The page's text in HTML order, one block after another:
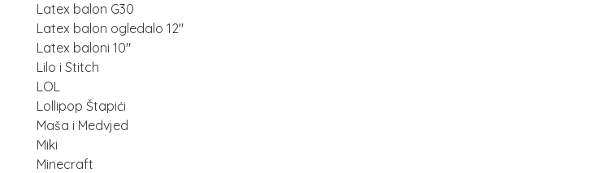
Latex balon G30
Latex balon ogledalo 12"
Latex baloni 10"
Lilo i Stitch
LOL
Lollipop Štapići
Maša i Medvjed
Miki
Minecraft